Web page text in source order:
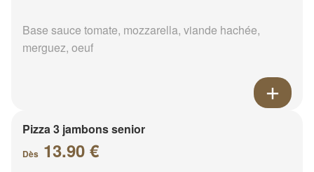
Base sauce tomate, mozzarella, viande hachée,
merguez, oeuf
Pizza 3 jambons senior
Dès 13.90 €